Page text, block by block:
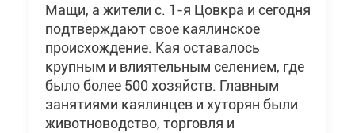
Мащи, а жители с. 1-я Цовкра и сегодня
подтверждают свое каялинское
происхождение. Кая оставалось
крупным и влиятельным селением, где
было более 500 хозяйств. Главным
занятиями каялинцев и хуторян были
животноводство, торговля и